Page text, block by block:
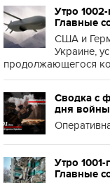
Утро
Главные
США и
Украине,
продолжающегося
Сводка с
дня
Утро
Главные